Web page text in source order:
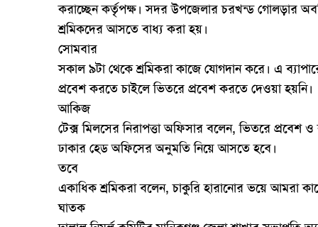
করাচ্ছেন কর্তৃপক্ষ। সদর উপজেলার চরখন্ড গোলড়ার
শ্রমিকদের আসতে বাধ্য করা হয়।
সোমবার
সকাল ৯টা থেকে শ্রমিকরা কাজে যোগদান করে। এ
প্রবেশ করতে চাইলে ভিতরে প্রবেশ করতে দেওয়া হয়নি।
আকিজ
টেক্স মিলসের নিরাপত্তা অফিসার বলেন, ভিতরে প্রবেশ
ঢাকার হেড অফিসের অনুমতি নিয়ে আসতে হবে।
তবে
একাধিক শ্রমিকরা বলেন, চাকুরি হারানোর ভয়ে আমরা
ঘাতক